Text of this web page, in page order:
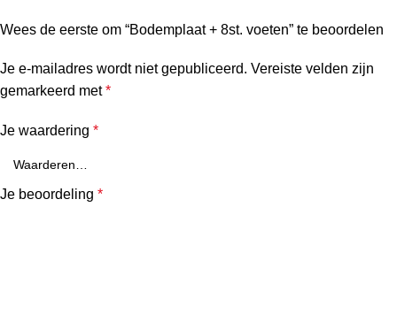
Wees de eerste om “Bodemplaat + 8st. voeten” te beoordelen
Je e-mailadres wordt niet gepubliceerd. Vereiste velden zijn
gemarkeerd met*
Je waardering *
Je beoordeling *